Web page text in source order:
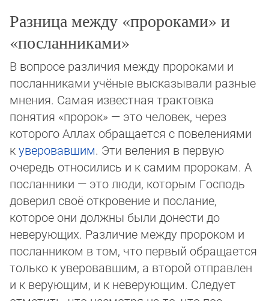
Разница между «пророками» и
«посланниками»
В вопросе различия между пророками и
посланниками учёные высказывали разные
мнения. Самая из­вест­ная трактовка
понятия «пророк» — это человек, через
которого Аллах обращается с повелениями
куверовавшим. Эти ве­ле­ния в первую
очередь от­но­си­лись и к самим пророкам. А
посланники — это люди, которым Господь
доверил своё от­кро­ве­ние и послание,
которое они долж­ны были донести до
неверующих. Различие между пророком и
посланником в том, что первый об­ра­ща­ет­ся
только к уверовавшим, а второй отправлен
и к верующим, и к неверующим. Следует